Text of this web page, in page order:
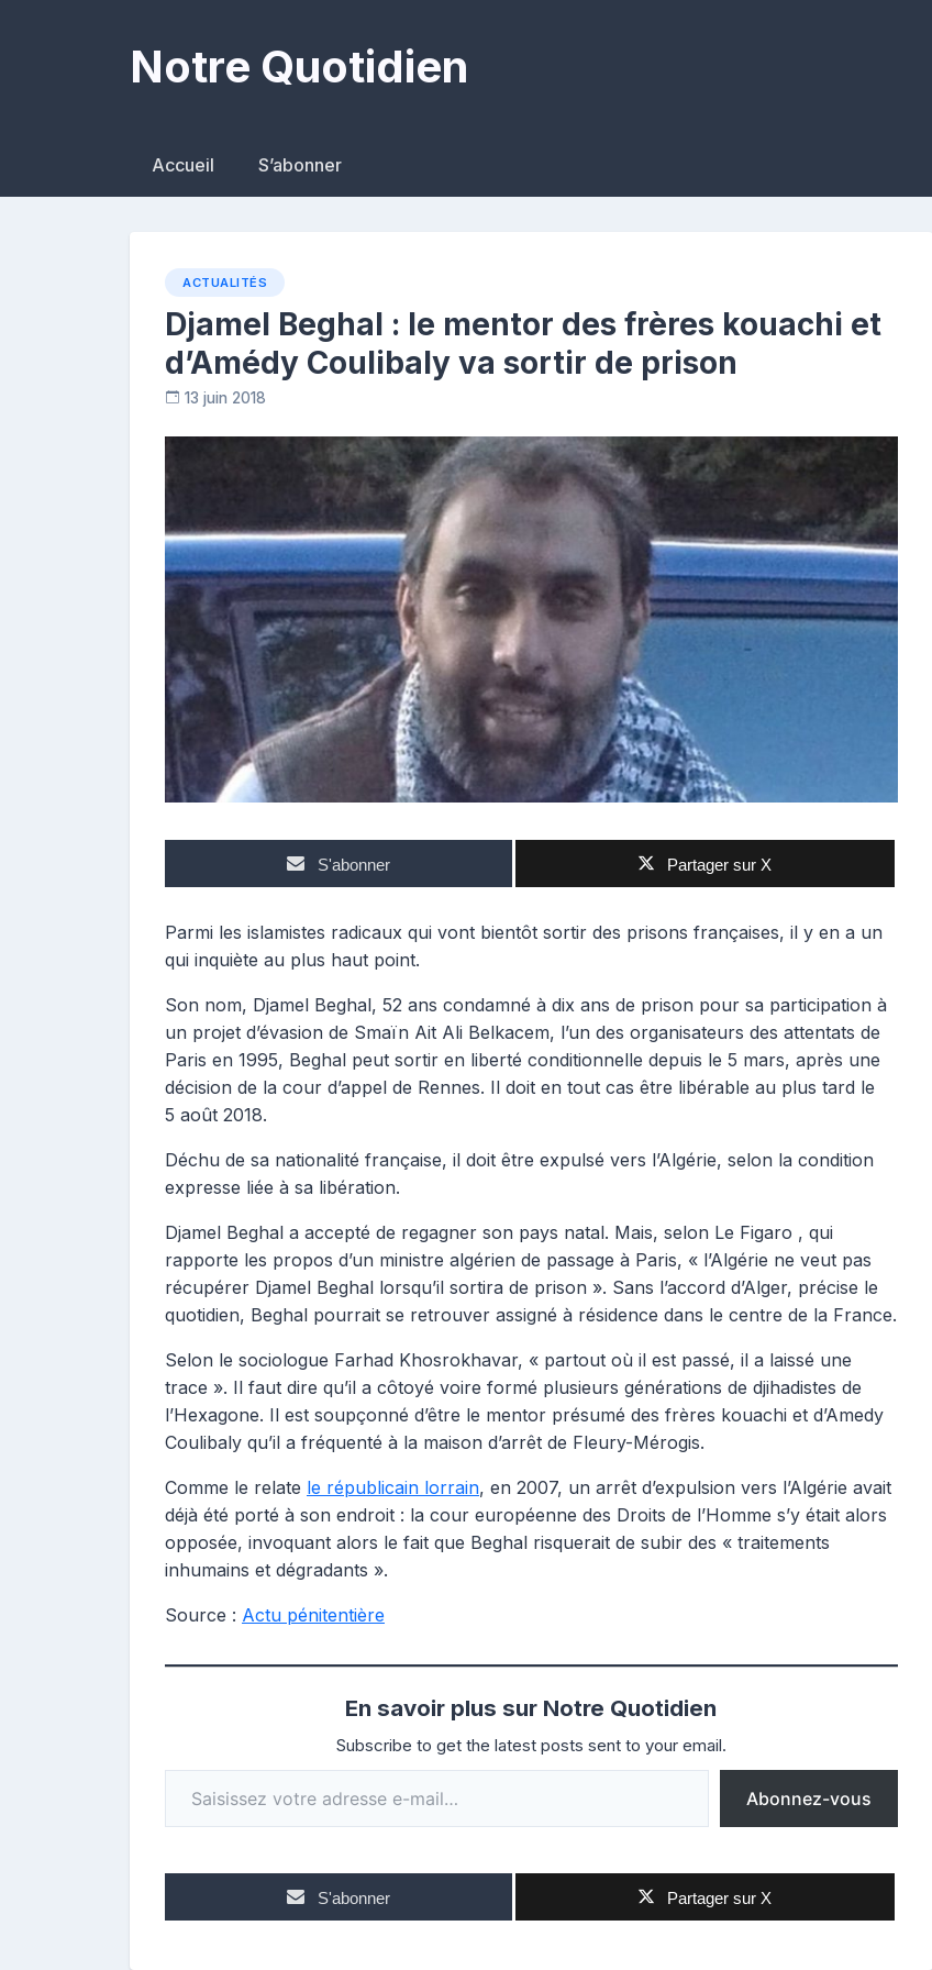
Notre Quotidien
Accueil S’abonner
ACTUALITÉS
Djamel Beghal : le mentor des frères kouachi et
d’Amédy Coulibaly va sortir de prison
13 juin 2018
i
u
t
e
u
r
S'abonner Partager sur X
Parmi les islamistes radicaux qui vont bientôt sortir des prisons françaises, il y en a un
qui inquiète au plus haut point.
Son nom, Djamel Beghal, 52 ans condamné à dix ans de prison pour sa participation à
un projet d’évasion de Smaïn Ait Ali Belkacem, l’un des organisateurs des attentats de
Paris en 1995, Beghal peut sortir en liberté conditionnelle depuis le 5 mars, après une
décision de la cour d’appel de Rennes. Il doit en tout cas être libérable au plus tard le
5 août 2018.
Déchu de sa nationalité française, il doit être expulsé vers l’Algérie, selon la condition
expresse liée à sa libération.
Djamel Beghal a accepté de regagner son pays natal. Mais, selon Le Figaro , qui
rapporte les propos d’un ministre algérien de passage à Paris, « l’Algérie ne veut pas
récupérer Djamel Beghal lorsqu’il sortira de prison ». Sans l’accord d’Alger, précise le
quotidien, Beghal pourrait se retrouver assigné à résidence dans le centre de la France.
Selon le sociologue Farhad Khosrokhavar, « partout où il est passé, il a laissé une
trace ». Il faut dire qu’il a côtoyé voire formé plusieurs générations de djihadistes de
l’Hexagone. Il est soupçonné d’être le mentor présumé des frères kouachi et d’Amedy
Coulibaly qu’il a fréquenté à la maison d’arrêt de Fleury-Mérogis.
Comme le relate le républicain lorrain, en 2007, un arrêt d’expulsion vers l’Algérie avait
déjà été porté à son endroit : la cour européenne des Droits de l’Homme s’y était alors
opposée, invoquant alors le fait que Beghal risquerait de subir des « traitements
inhumains et dégradants ».
Source : Actu pénitentière
En savoir plus sur Notre Quotidien
Subscribe to get the latest posts sent to your email.
Saisissez votre adresse e-mail…
Abonnez-vous
S'abonner Partager sur X